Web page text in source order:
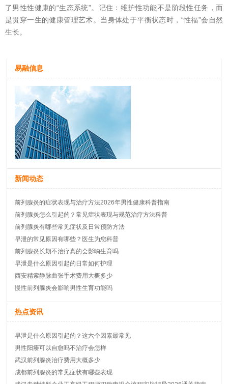
了男性性健康的“生态系统”。记住：维护性功能不是阶段性任务，而
是贯穿一生的健康管理艺术。当身体处于平衡状态时，“性福”会自然
生长。
易融信息
新闻动态
前列腺炎的症状表现与治疗方法2026年男性健康科普指南
前列腺炎怎么引起的？常见症状表现与规范治疗方法科普
前列腺炎有哪些常见症状及日常预防方法
早泄的常见原因有哪些？医生为您科普
前列腺炎长期不治疗真的会影响生育吗
早泄是什么原因引起的日常如何护理
西安精索静脉曲张手术费用大概多少
慢性前列腺炎会影响男性生育功能吗
热点资讯
早泄是什么原因引起的？这六个因素最常见
男性阳痿可以自愈吗不治疗会怎样
武汉前列腺炎治疗费用大概多少
成都前列腺炎的常见症状有哪些表现